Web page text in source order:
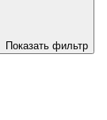
Показать фильтр